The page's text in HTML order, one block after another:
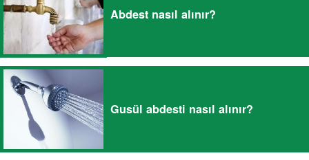
Abdest nasıl alınır?
Gusül abdesti nasıl alınır?